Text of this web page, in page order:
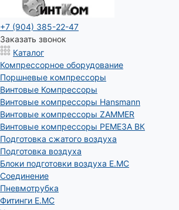
+7 (904) 385-22-47
Заказать звонок
Каталог
Компрессорное оборудование
Поршневые компрессоры
Винтовые Компрессоры
Винтовые компрессоры Hansmann
Винтовые компрессоры ZAMMER
Винтовые компрессоры РЕМЕЗА ВК
Подготовка сжатого воздуха
Подготовка воздуха
Блоки подготовки воздуха E.MC
Соединение
Пневмотрубка
Фитинги E.MC